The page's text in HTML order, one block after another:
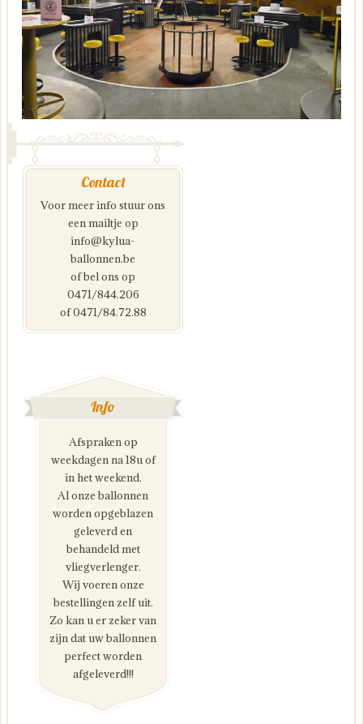
Contact
Voor meer info stuur ons
een mailtje op
info@kylua-
ballonnen.be
of bel ons op
0471/844.206
of 0471/84.72.88
Info
Afspraken op
weekdagen na 18u of
in het weekend.
Al onze ballonnen
worden opgeblazen
geleverd en
behandeld met
vliegverlenger.
Wij voeren onze
bestellingen zelf uit.
Zo kan u er zeker van
zijn dat uw ballonnen
perfect worden
afgeleverd!!!